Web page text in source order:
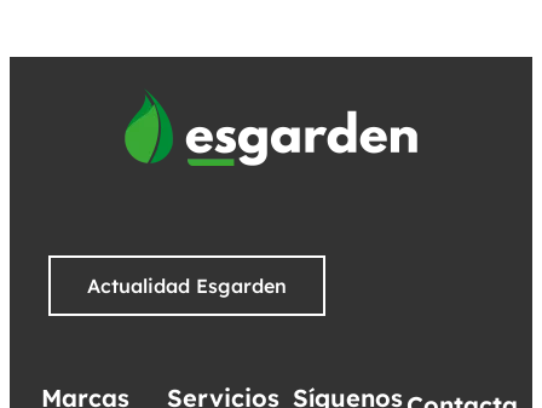
Actualidad Esgarden
Marcas
Servicios Síguenos